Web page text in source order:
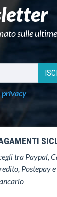
sulle
tra Paypal,
Postepay